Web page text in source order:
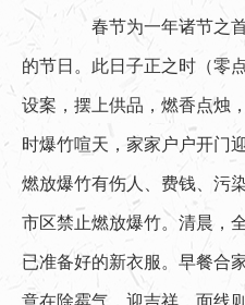
春节为一年诸节之首
的节日。此日子正之时（零
设案，摆上供品，燃香点烛
时爆竹喧天，家家户户开门
燃放爆竹有伤人、费钱、污
市区禁止燃放爆竹。清晨，
已准备好的新衣服。早餐合
意在除霉气，迎吉祥，面线